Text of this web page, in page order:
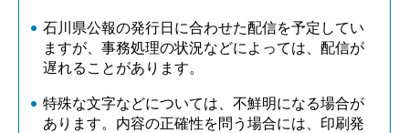
石川県公報の発行日に合わせた配信を予定してい
ますが、事務処理の状況などによっては、配信が
遅れることがあります。
特殊な文字などについては、不鮮明になる場合が
あります。内容の正確性を問う場合には、印刷発